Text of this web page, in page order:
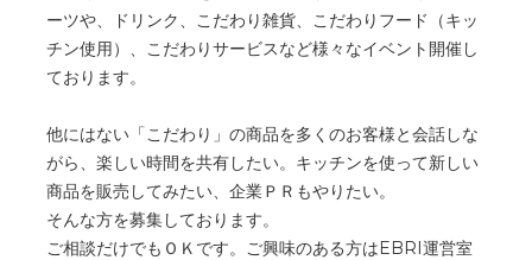
ーツや、ドリンク、こだわり雑貨、こだわりフード（キッ
チン使用）、こだわりサービスなど様々なイベント開催し
ております。
他にはない「こだわり」の商品を多くのお客様と会話しな
がら、楽しい時間を共有したい。キッチンを使って新しい
商品を販売してみたい、企業ＰＲもやりたい。
そんな方を募集しております。
ご相談だけでもＯＫです。ご興味のある方はEBRI運営室